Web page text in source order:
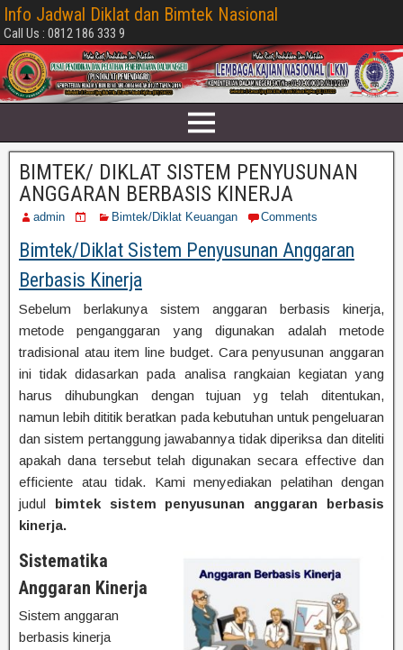
Info Jadwal Diklat dan Bimtek Nasional
Call Us : 0812 186 333 9
BIMTEK/ DIKLAT SISTEM PENYUSUNAN
ANGGARAN BERBASIS KINERJA
admin Bimtek/Diklat Keuangan Comments
Bimtek/Diklat Sistem Penyusunan Anggaran
Berbasis Kinerja
Sebelum berlakunya sistem anggaran berbasis kinerja,
metode penganggaran yang digunakan adalah metode
tradisional atau item line budget. Cara penyusunan anggaran
ini tidak didasarkan pada analisa rangkaian kegiatan yang
harus dihubungkan dengan tujuan yg telah ditentukan,
namun lebih dititik beratkan pada kebutuhan untuk pengeluaran
dan sistem pertanggung jawabannya tidak diperiksa dan diteliti
apakah dana tersebut telah digunakan secara effective dan
efficiente atau tidak. Kami menyediakan pelatihan dengan
judul bimtek sistem penyusunan anggaran berbasis
kinerja.
Sistematika
Anggaran Kinerja
Sistem anggaran
berbasis kinerja